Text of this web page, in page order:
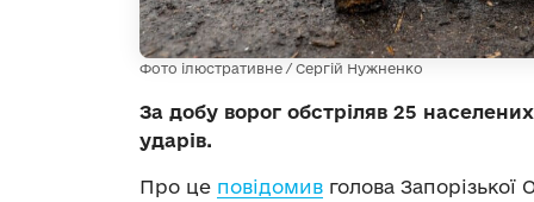
Фото ілюстративне / Сергій Нужненко
За добу ворог обстріляв 25 населених
ударів.
Про це повідомив голова